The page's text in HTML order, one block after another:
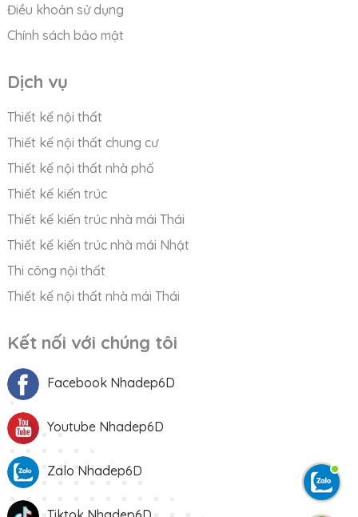
Điều khoản sử dụng
Chính sách bảo mật
Dịch vụ
Thiết kế nội thất
Thiết kế nội thất chung cư
Thiết kế nội thất nhà phố
Thiết kế kiến trúc
Thiết kế kiến trúc nhà mái Thái
Thiết kế kiến trúc nhà mái Nhật
Thi công nội thất
Thiết kế nội thất nhà mái Thái
Kết nối với chúng tôi
Facebook Nhadep6D
Youtube Nhadep6D
Zalo Nhadep6D